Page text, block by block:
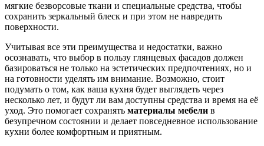
мягкие безворсовые ткани и специальные средства, чтобы
сохранить зеркальный блеск и при этом не навредить
поверхности.
Учитывая все эти преимущества и недостатки, важно
осознавать, что выбор в пользу глянцевых фасадов должен
базироваться не только на эстетических предпочтениях, но и
на готовности уделять им внимание. Возможно, стоит
подумать о том, как ваша кухня будет выглядеть через
несколько лет, и будут ли вам доступны средства и время на её
уход. Это помогает сохранять материалы мебели в
безупречном состоянии и делает повседневное использование
кухни более комфортным и приятным.